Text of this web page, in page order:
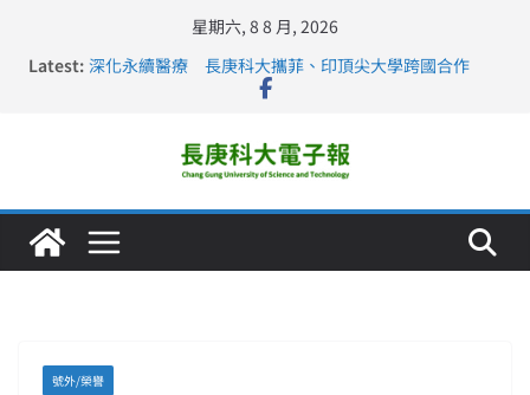
星期六, 8 8 月, 2026
Latest: 深化永續醫療 長庚科大攜菲、印頂尖大學跨國合作
長庚科大訪凱瑟醫療集團、美容學校收穫豐
仁德醫專與長庚科大締結策略聯盟 培育護理尖兵
長庚科大連四年穩居《遠見》醫學大學第5名 辦學實力再
號外/榮譽